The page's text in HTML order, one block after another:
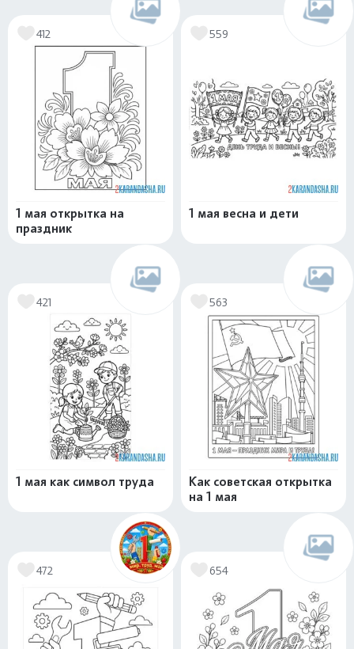
412
1 мая открытка на
праздник
559
1 мая весна и дети
421
1 мая как символ труда
563
Как советская открытка
на 1 мая
472 654